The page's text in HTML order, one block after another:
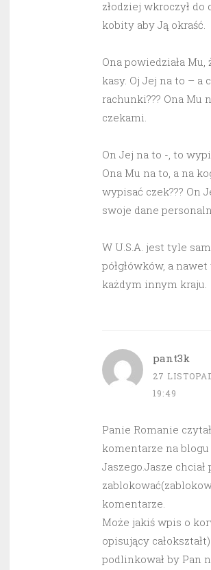
złodziej wkroczył do
kobity aby Ją okraść.
Ona powiedziała Mu,
kasy. Oj Jej na to – a
rachunki??? Ona Mu
czekami.
On Jej na to -, to
Ona Mu na to, a na
wypisać czek??? On
swoje dane
W U.S.A. jest tyle
półgłówków, a
każdym innym kraju.
pant3k
27
19:49
Panie Romanie
komentarze na blogu
Jaszego.Jasze chciał
komentarze.
Może jakiś wpis o
opisujący
podlinkował by Pan